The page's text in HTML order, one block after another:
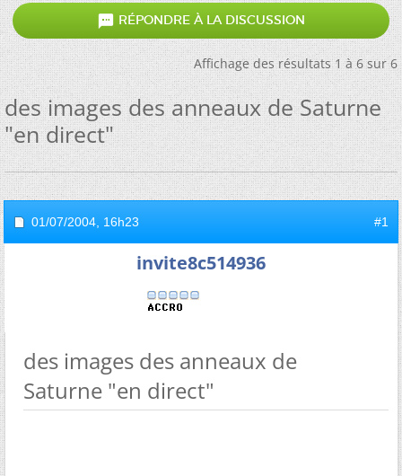
 RÉPONDRE À LA DISCUSSION
Affichage des résultats 1 à 6 sur 6
des images des anneaux de Saturne
"en direct"
01/07/2004, 16h23 #1
invite8c514936
des images des anneaux de
Saturne "en direct"